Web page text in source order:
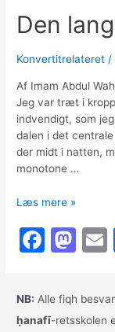
Ahmed
Knud
Holmboe
e
b
o
o
k
o
d
o
n
l
Den
Konvertitrelateret /
Af Imam Abdul
Jeg var træt i
indvendigt, som
dalen i det
der midt i natten,
monotone …
Den
vej
hjem
Læs mere »
F
c
e
M
st
o
l
NB: Alle fiqh
ḥanafī-retsskolen